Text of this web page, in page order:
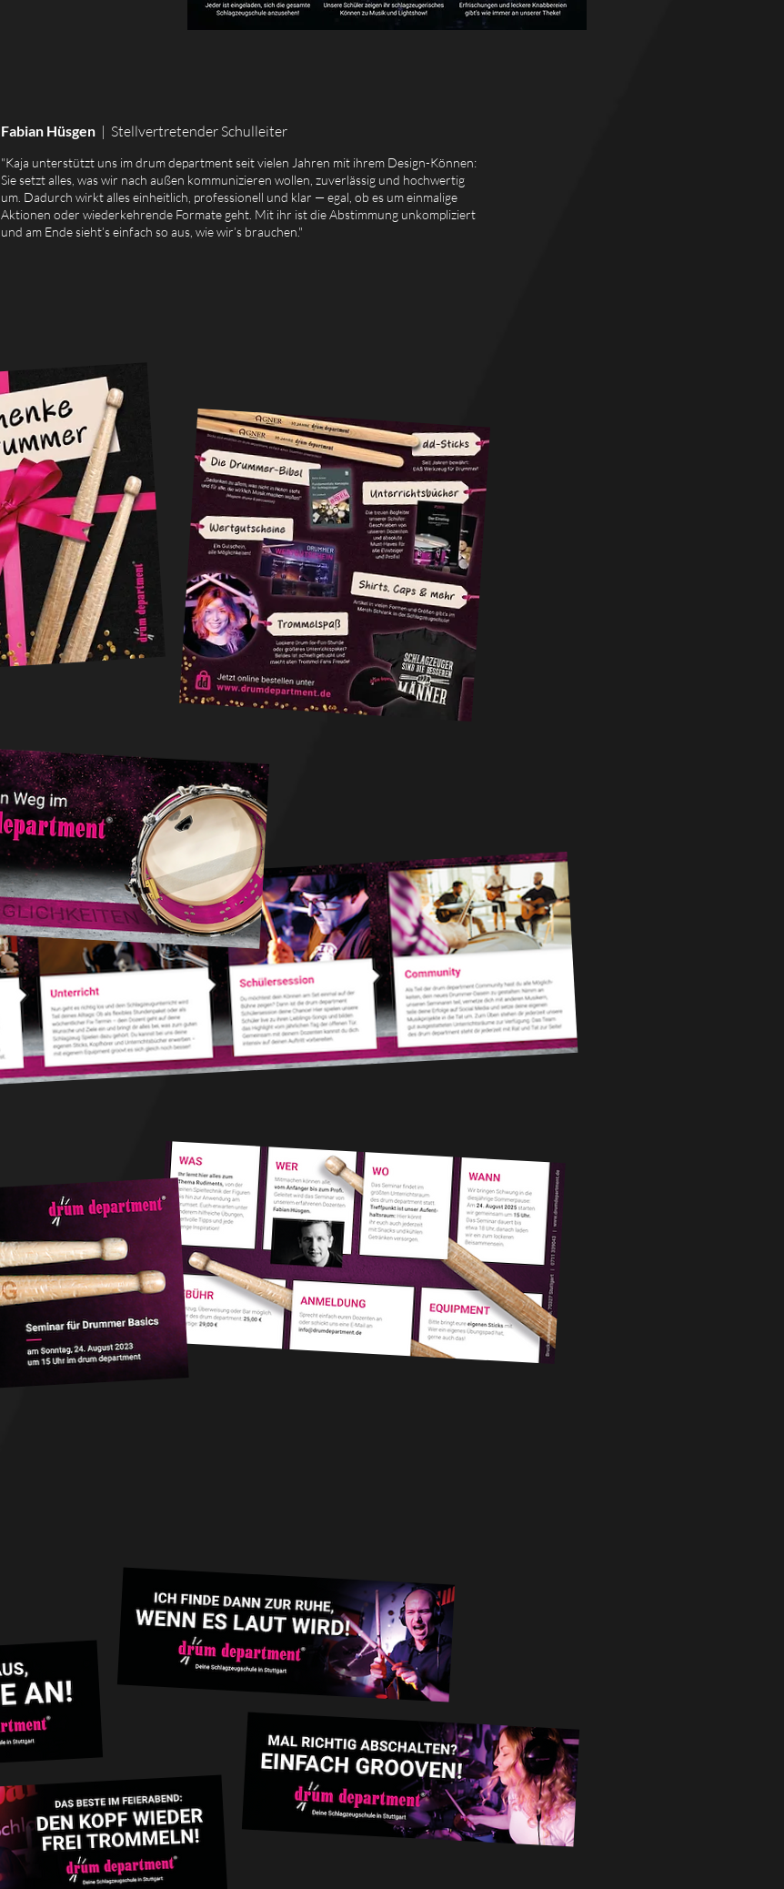
Fabian Hüsgen | Stellvertretender Schulleiter
"Kaja unterstützt uns im drum department seit vielen Jahren mit ihrem Design-Können:
Sie setzt alles, was wir nach außen kommunizieren wollen, zuverlässig und hochwertig
um. Dadurch wirkt alles einheitlich, professionell und klar — egal, ob es um einmalige
Aktionen oder wiederkehrende Formate geht. Mit ihr ist die Abstimmung unkompliziert
und am Ende sieht’s einfach so aus, wie wir’s brauchen."